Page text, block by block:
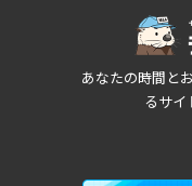
あなたの時間と
るサイ